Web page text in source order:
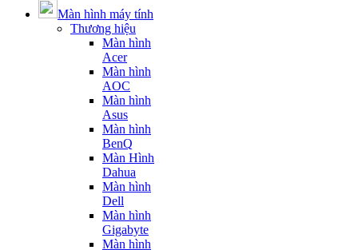
Màn hình máy tính
Thương hiệu
Màn hình
Acer
Màn hình
AOC
Màn hình
Asus
Màn hình
BenQ
Màn Hình
Dahua
Màn hình
Dell
Màn hình
Gigabyte
Màn hình